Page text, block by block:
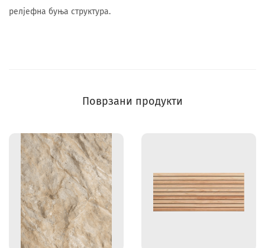
релјефна буња структура.
Поврзани продукти